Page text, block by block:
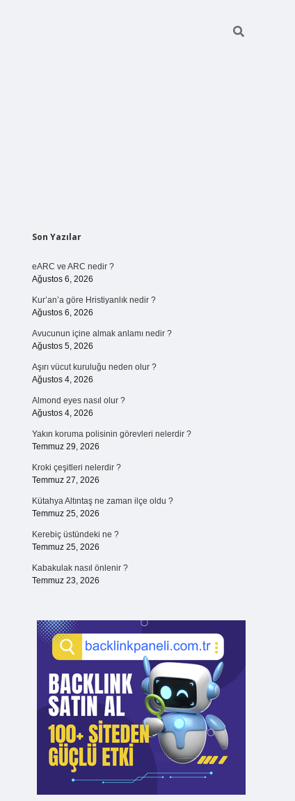
Sidebar
Son Yazılar
eARC ve ARC nedir ?
Ağustos 6, 2026
Kur’an’a göre Hristiyanlık nedir ?
Ağustos 6, 2026
Avucunun içine almak anlamı nedir ?
Ağustos 5, 2026
Aşırı vücut kuruluğu neden olur ?
Ağustos 4, 2026
Almond eyes nasıl olur ?
Ağustos 4, 2026
Yakın koruma polisinin görevleri nelerdir ?
Temmuz 29, 2026
Kroki çeşitleri nelerdir ?
Temmuz 27, 2026
Kütahya Altıntaş ne zaman ilçe oldu ?
Temmuz 25, 2026
Kerebiç üstündeki ne ?
Temmuz 25, 2026
Kabakulak nasıl önlenir ?
Temmuz 23, 2026